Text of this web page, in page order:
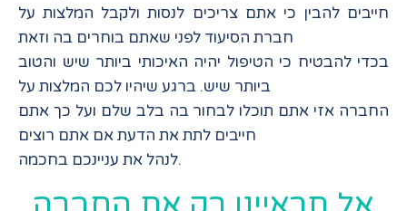
חייבים להבין כי אתם צריכים לנסות ולקבל המלצות על
חברת הסיעוד לפני שאתם בוחרים בה וזאת
בכדי להבטיח כי הטיפול יהיה האיכותי ביותר שיש והטוב
ביותר שיש. ברגע שיהיו לכם המלצות על
החברה אזי אתם תוכלו לבחור בה בלב שלם ועל כך אתם
חייבים לתת את הדעת אם אתם רוצים
לנהל את עניינכם בחכמה.